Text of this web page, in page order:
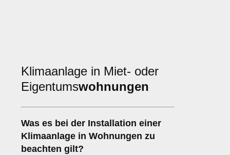
Klimaanlage in Miet- oder
Eigentumswohnungen
Was es bei der Installation einer
Klimaanlage in Wohnungen zu
beachten gilt?